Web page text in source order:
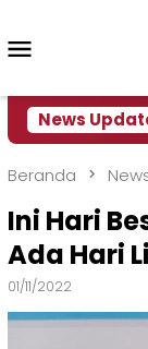
konten
News
World
Beranda
Ini Hari
Ada Hari
01/11/2022